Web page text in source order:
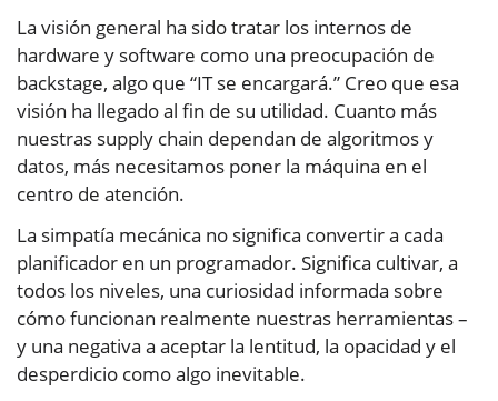
La visión general ha sido tratar los internos de
hardware y software como una preocupación de
backstage, algo que “IT se encargará.” Creo que esa
visión ha llegado al fin de su utilidad. Cuanto más
nuestras supply chain dependan de algoritmos y
datos, más necesitamos poner la máquina en el
centro de atención.
La simpatía mecánica no significa convertir a cada
planificador en un programador. Significa cultivar, a
todos los niveles, una curiosidad informada sobre
cómo funcionan realmente nuestras herramientas –
y una negativa a aceptar la lentitud, la opacidad y el
desperdicio como algo inevitable.